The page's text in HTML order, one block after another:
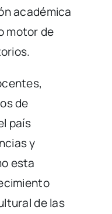
académica
motor de
de
país
y
esta
de las